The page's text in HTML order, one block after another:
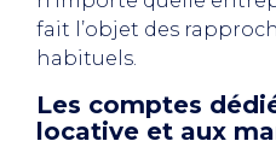
fait l’objet des
habituels.
Les comptes
locative et aux